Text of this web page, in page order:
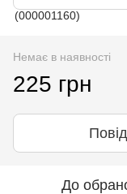
Немає в наявності
225 грн
До